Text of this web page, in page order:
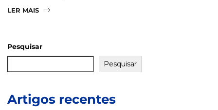
LER MAIS
Pesquisar
Pesquisar
Artigos recentes